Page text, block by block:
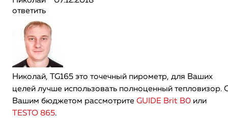
ответить
Николай, TG165 это точечный пирометр, для Ваших
целей лучше использовать полноценный тепловизор.
Вашим бюджетом рассмотрите GUIDE Brit B0 или
TESTO 865.